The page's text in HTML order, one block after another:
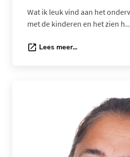
Wat ik leuk vind aan het
met de kinderen en het zien h...
Lees meer...